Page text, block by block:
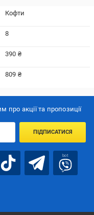
Кофти
8
390 ₴
809 ₴
про акції та пропозиції
ПІДПИСАТИСЯ
bot